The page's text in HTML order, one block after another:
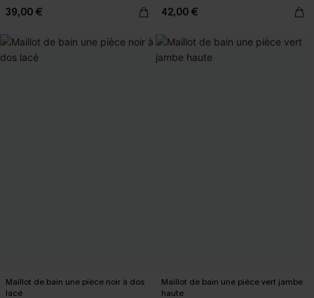
39,00 € 42,00 €
Maillot de bain une pièce noir à dos
lacé
Maillot de bain une pièce vert jambe
haute